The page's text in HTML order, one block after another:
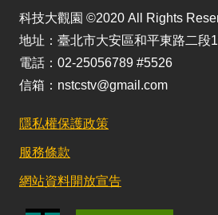
科技大觀園 ©2020 All Rights
地址：臺北市大安區和平東路二段
電話：02-25056789 #5526
信箱：nstcstv@gmail.com
隱私權保護政策
服務條款
網站資料開放宣告